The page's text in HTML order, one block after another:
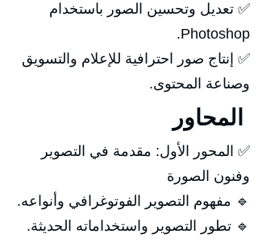
✅ تعديل وتحسين الصور باستخدام
Photoshop.
✅ إنتاج صور احترافية للإعلام والتسويق
وصناعة المحتوى.
✅ المحور الأول: مقدمة في التصوير
وفنون الصورة
🔹 مفهوم التصوير الفوتوغرافي وأنواعه.
🔹 تطور التصوير واستخداماته الحديثة.